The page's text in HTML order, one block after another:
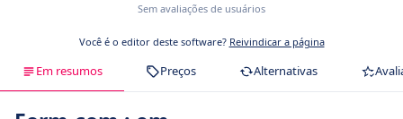
Sem avaliações de usuários
Você é o editor deste software? Reivindicar a página
Em resumos Preços Alternativas